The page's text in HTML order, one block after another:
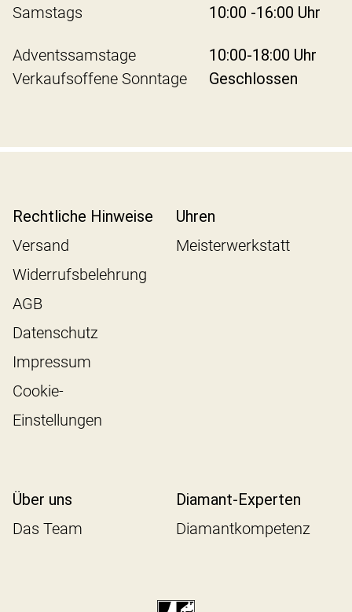
Samstags
10:00 -16:00 Uhr
Adventssamstage
10:00-18:00 Uhr
Verkaufsoffene Sonntage
Geschlossen
Rechtliche Hinweise
Versand
Widerrufsbelehrung
AGB
Datenschutz
Impressum
Cookie-
Einstellungen
Uhren
Meisterwerkstatt
Über uns
Das Team
Diamant-Experten
Diamantkompetenz